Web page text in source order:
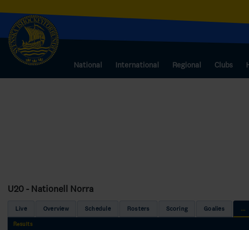
National International Regional Clubs
U20 - Nationell Norra
Live Overview Schedule Rosters Scoring Goalies ...
Results